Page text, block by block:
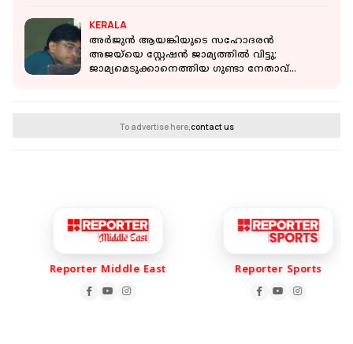
KERALA
അർജുൻ ആയങ്കിയുടെ സഹോദരൻ
അജയ്‌യെ സ്റ്റേഷൻ ജാമ്യത്തിൽ വിട്ടു;
ജാമ്യമെടുക്കാനെത്തിയ ഗുണ്ടാ നേതാവ്
To advertise here,contact us
Reporter Middle East Reporter Sports